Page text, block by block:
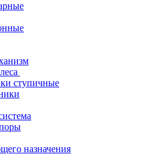
ступичные